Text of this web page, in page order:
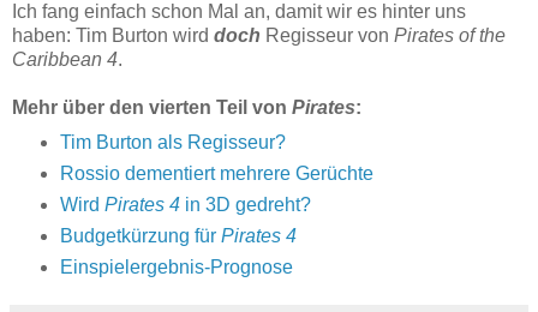
Ich fang einfach schon Mal an, damit wir es hinter uns
haben: Tim Burton wird doch Regisseur von Pirates of the
Caribbean 4.
Mehr über den vierten Teil von Pirates:
Tim Burton als Regisseur?
Rossio dementiert mehrere Gerüchte
Wird Pirates 4in 3D gedreht?
Budgetkürzung für Pirates 4
Einspielergebnis-Prognose